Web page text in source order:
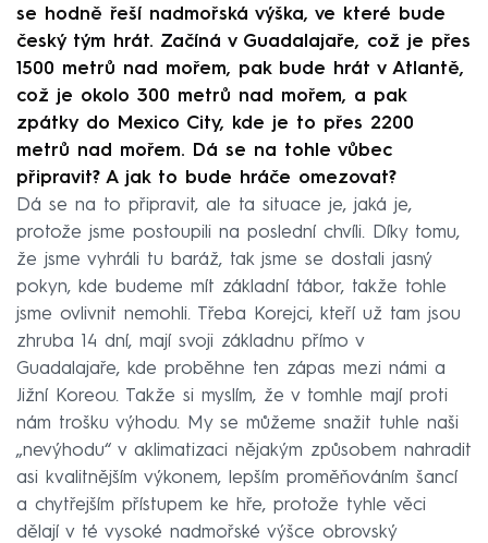
se hodně řeší nadmořská výška, ve které bude
český tým hrát. Začíná v Guadalajaře, což je přes
1500 metrů nad mořem, pak bude hrát v Atlantě,
což je okolo 300 metrů nad mořem, a pak
zpátky do Mexico City, kde je to přes 2200
metrů nad mořem. Dá se na tohle vůbec
připravit? A jak to bude hráče omezovat?
Dá se na to připravit, ale ta situace je, jaká je,
protože jsme postoupili na poslední chvíli. Díky tomu,
že jsme vyhráli tu baráž, tak jsme se dostali jasný
pokyn, kde budeme mít základní tábor, takže tohle
jsme ovlivnit nemohli. Třeba Korejci, kteří už tam jsou
zhruba 14 dní, mají svoji základnu přímo v
Guadalajaře, kde proběhne ten zápas mezi námi a
Jižní Koreou. Takže si myslím, že v tomhle mají proti
nám trošku výhodu. My se můžeme snažit tuhle naši
„nevýhodu“ v aklimatizaci nějakým způsobem nahradit
asi kvalitnějším výkonem, lepším proměňováním šancí
a chytřejším přístupem ke hře, protože tyhle věci
dělají v té vysoké nadmořské výšce obrovský